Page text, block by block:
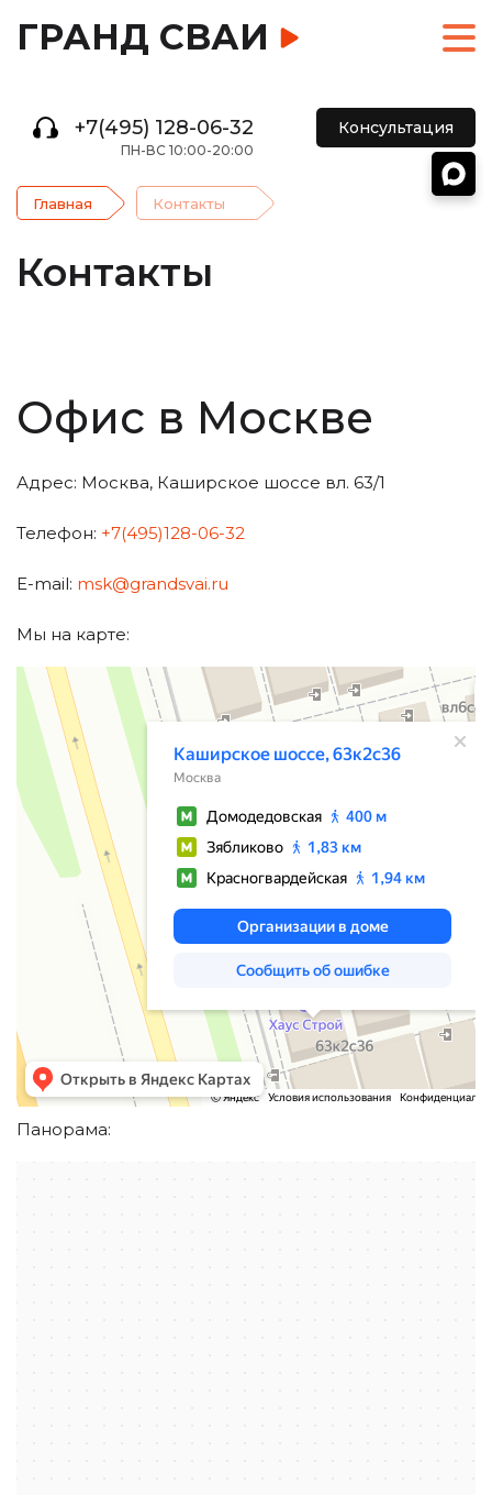
ГРАНД СВАИ
+7(495) 128-06-32
ПН-ВС 10:00-20:00
Консультация
Главная Контакты
Контакты
Офис в Москве
Адрес: Москва, Каширское шоссе вл. 63/1
Телефон: +7(495)128-06-32
E-mail: msk@grandsvai.ru
Мы на карте:
Москва
Каширское шоссе, вл63к1 — Яндекс.Карты
Панорама: